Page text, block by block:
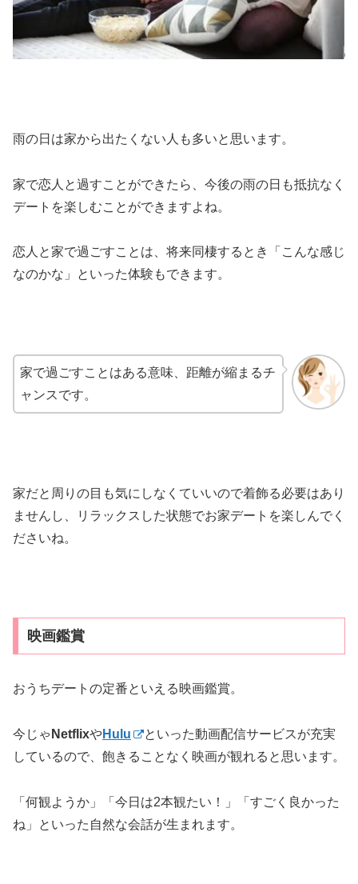
雨の日は家から出たくない人も多いと思います。
家で恋人と過すことができたら、今後の雨の日も抵抗なく
デートを楽しむことができますよね。
恋人と家で過ごすことは、将来同棲するとき「こんな感じ
なのかな」といった体験もできます。
家で過ごすことはある意味、距離が縮まるチ
ャンスです。
家だと周りの目も気にしなくていいので着飾る必要はあり
ませんし、リラックスした状態でお家デートを楽しんでく
ださいね。
映画鑑賞
おうちデートの定番といえる映画鑑賞。
今じゃ NetflixやHulu
といった動画配信サービスが充実
しているので、飽きることなく映画が観れると思います。
「何観ようか」「今日は2本観たい！」「すごく良かった
ね」といった自然な会話が生まれます。